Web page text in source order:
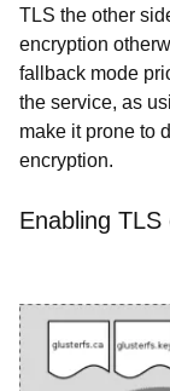
TLS the other
encryption
fallback mode
the service, as
make it prone to
encryption.
Enabling